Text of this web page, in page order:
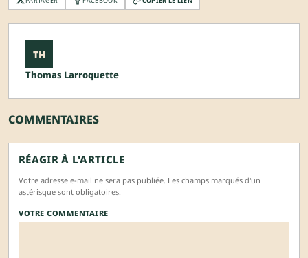
TH
Thomas Larroquette
COMMENTAIRES
RÉAGIR À L'ARTICLE
Votre adresse e-mail ne sera pas publiée. Les champs marqués d'un
astérisque sont obligatoires.
VOTRE COMMENTAIRE